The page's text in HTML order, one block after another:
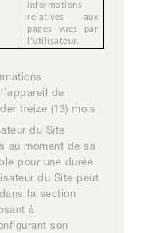
informations
relatives aux
pages vues par
l’utilisateur.
de
treize (13) mois
du Site
au moment de sa
pour une durée
du Site peut
la section
à
son